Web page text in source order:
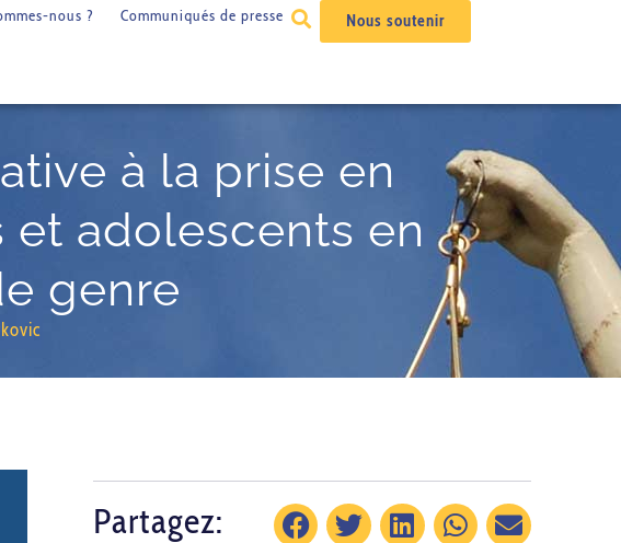
nous ? Communiqués de presse Nous soutenir
à la prise en
adolescents en
genre
Partagez: